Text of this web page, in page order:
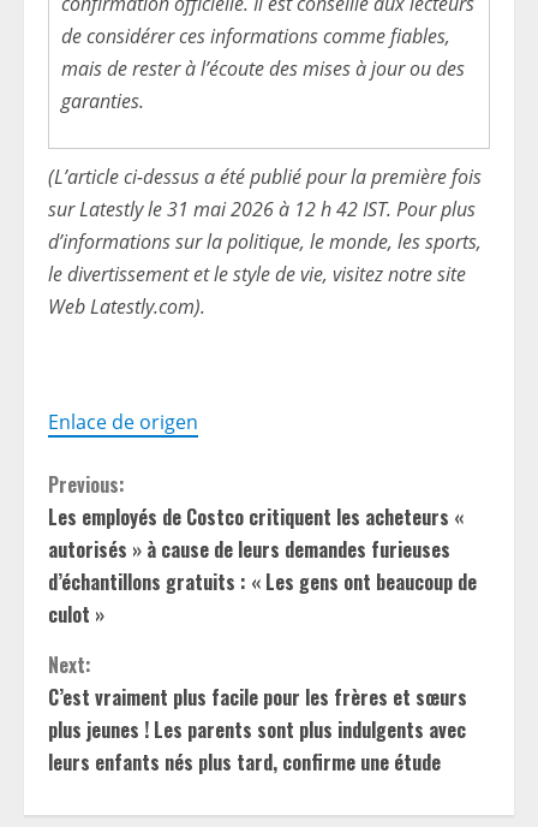
de considérer ces informations comme fiables,
mais de rester à l’écoute des mises à jour ou des
garanties.
(L’article ci-dessus a été publié pour la première fois
sur Latestly le 31 mai 2026 à 12 h 42 IST. Pour plus
d’informations sur la politique, le monde, les sports,
le divertissement et le style de vie, visitez notre site
Web Latestly.com).
Enlace de origen
C
o
n
t
i
n
Previous:
Les employés de Costco critiquent les acheteurs «
autorisés » à cause de leurs demandes furieuses
d’échantillons gratuits : « Les gens ont beaucoup de
culot »
Next:
C’est vraiment plus facile pour les frères et sœurs
plus jeunes ! Les parents sont plus indulgents avec
leurs enfants nés plus tard, confirme une étude